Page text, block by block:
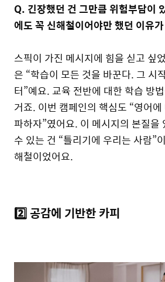
Q. 긴장했던 건 그만큼 위험부담이
에도 꼭 신해철이어야만 했던 이유
스픽이 가진 메시지에 힘을 싣고 싶
은 “학습이 모든 것을 바꾼다. 그 시
터”예요. 교육 전반에 대한 학습 방
거죠. 이번 캠페인의 핵심도 “영어
파하자”였어요. 이 메시지의 본질을
수 있는 건 “틀리기에 우리는 사람”
해철이었어요.
2️⃣ 공감에 기반한 카피